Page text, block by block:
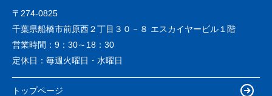
〒274-0825
千葉県船橋市前原西２丁目３０－８ エスカイヤービル１階
営業時間： 9：30～18：30
定休日： 毎週火曜日・水曜日
トップページ